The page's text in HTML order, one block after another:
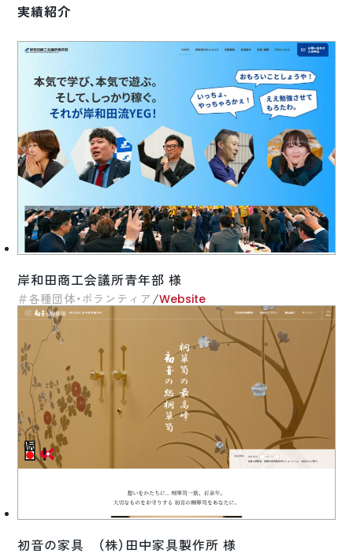
実績紹介
岸和田商工会議所青年部 様
各種団体・ボランティア /Website
初音の家具 （株）田中家具製作所 様